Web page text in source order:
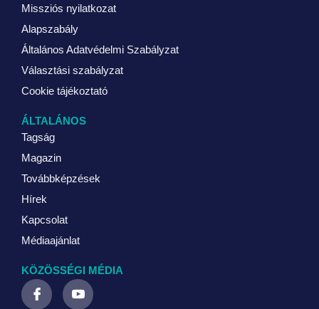
Missziós nyilatkozat
Alapszabály
Általános Adatvédelmi Szabályzat
Választási szabályzat
Cookie tájékoztató
ÁLTALÁNOS
Tagság
Magazin
Továbbképzések
Hírek
Kapcsolat
Médiaajánlat
KÖZÖSSÉGI MÉDIA